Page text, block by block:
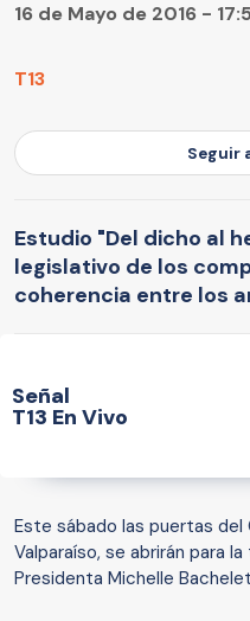
T13
16 de Mayo de 2016 -
Seguir
Estudio "Del dicho al
legislativo de los
coherencia entre los
Señal
T13 En Vivo
Este sábado las puertas del
Valparaíso, se abrirán para
Presidenta Michelle